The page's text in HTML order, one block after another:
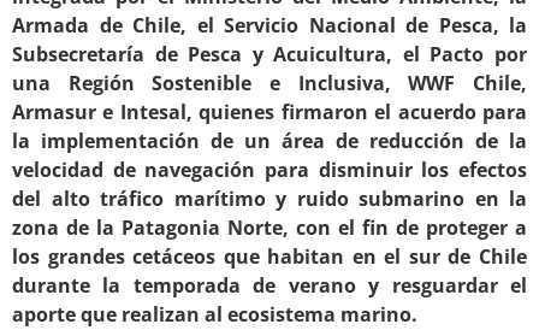
Armada de Chile, el Servicio Nacional de Pesca, la
Subsecretaría de Pesca y Acuicultura, el Pacto por
una Región Sostenible e Inclusiva, WWF Chile,
Armasur e Intesal, quienes firmaron el acuerdo para
la implementación de un área de reducción de la
velocidad de navegación para disminuir los efectos
del alto tráfico marítimo y ruido submarino en la
zona de la Patagonia Norte, con el fin de proteger a
los grandes cetáceos que habitan en el sur de Chile
durante la temporada de verano y resguardar el
aporte que realizan al ecosistema marino.